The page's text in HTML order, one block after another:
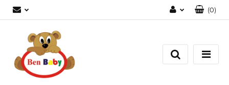
Zarejestruj się
Dodaj zgłoszenie
(0)